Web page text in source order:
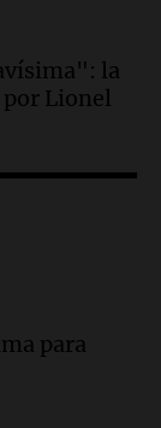
Doña
asma
SUBE y
Buenos
la
por Lionel
para